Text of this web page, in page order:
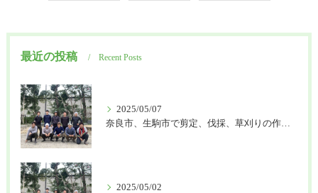
最近の投稿 Recent Posts
2025/05/07
奈良市、生駒市で剪定、伐採、草刈りの作業を頼むなら はなまる造園
2025/05/02